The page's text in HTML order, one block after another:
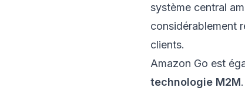
système central
considérablement
clients.
Amazon Go est
technologie M2M